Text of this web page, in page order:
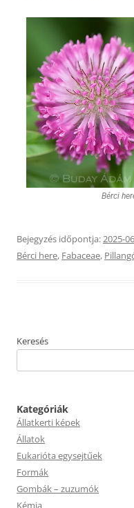
Bérci
Bejegyzés időpontja:2025-
Bérci here, Fabaceae,
Keresés
Kategóriák
Állatkerti képek
Állatok
Eukarióta egysejtűek
Formák
Gombák – zuzumók
Kémia